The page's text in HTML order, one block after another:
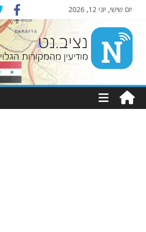
יום שישי, יוני 12, 2026
Nziv.net
מודיעין
מהמקורות